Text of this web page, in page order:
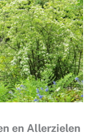
en Allerzielen